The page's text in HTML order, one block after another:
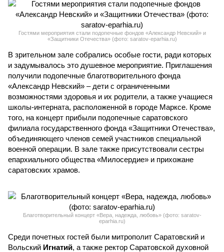
Гостями мероприятия стали подопечные фондов «Александр Невский» и
«Защитники Отечества» (фото: saratov-eparhia.ru)
В зрительном зале собрались особые гости, ради которых
и задумывалось это душевное мероприятие. Приглашения
получили подопечные благотворительного фонда
«Александр Невский» – дети с ограниченными
возможностями здоровья и их родители, а также учащиеся
школы-интерната, расположенной в городе Марксе. Кроме
того, на концерт прибыли подопечные саратовского
филиала государственного фонда «Защитники Отечества»,
объединяющего членов семей участников специальной
военной операции. В зале также присутствовали сестры
епархиального общества «Милосердие» и прихожане
саратовских храмов.
Благотворительный концерт «Вера, надежда, любовь» (фото: saratov-
eparhia.ru)
Среди почетных гостей были митрополит Саратовский и
Вольский Игнатий, а также ректор Саратовской духовной